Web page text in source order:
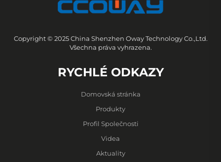
Copyright © 2025 China Shenzhen Oway Technology Co.,Ltd.
Všechna práva vyhrazena.
RYCHLÉ ODKAZY
Domovská stránka
Produkty
Profil Společnosti
Videa
Aktuality